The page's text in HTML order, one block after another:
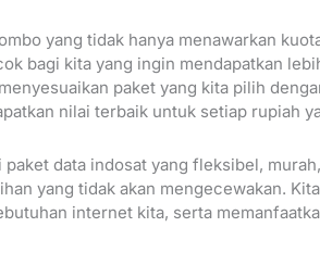
yang tidak hanya menawarkan
bagi kita yang ingin mendapatkan
paket yang kita pilih
nilai terbaik untuk setiap rupiah
data indosat yang fleksibel,
yang tidak akan mengecewakan.
internet kita, serta